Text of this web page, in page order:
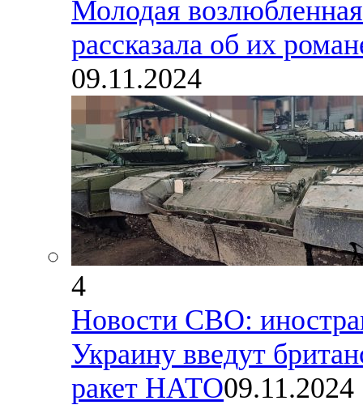
Молодая
рассказала об их
09.11.2024
4
Новости СВО:
Украину введут
ракет НАТО09.11.2024